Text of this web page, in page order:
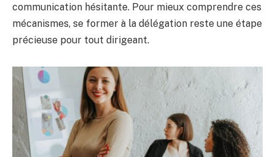
communication hésitante. Pour mieux comprendre ces
mécanismes, se former à la délégation reste une étape
précieuse pour tout dirigeant.